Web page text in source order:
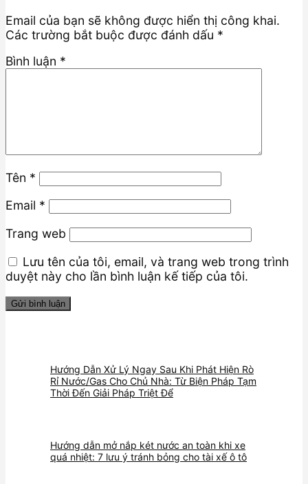
Email của bạn sẽ không được hiển thị công khai.
Các trường bắt buộc được đánh dấu *
Bình luận *
Tên *
Email *
Trang web
Lưu tên của tôi, email, và trang web trong trình
duyệt này cho lần bình luận kế tiếp của tôi.
Hướng Dẫn Xử Lý Ngay Sau Khi Phát Hiện Rò
Rỉ Nước/Gas Cho Chủ Nhà: Từ Biện Pháp Tạm
Thời Đến Giải Pháp Triệt Để
Hướng dẫn mở nắp két nước an toàn khi xe
quá nhiệt: 7 lưu ý tránh bỏng cho tài xế ô tô